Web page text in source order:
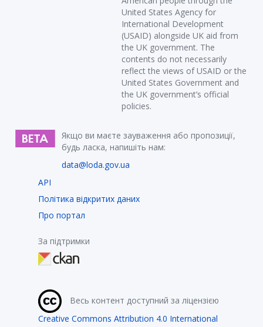
United States Agency for
International Development
(USAID) alongside UK aid from
the UK government. The
contents do not necessarily
reflect the views of USAID or the
United States Government and
the UK government’s official
policies.
Якщо ви маєте зауваження або пропозиції,
будь ласка, напишіть нам:
data@loda.gov.ua
API
Політика відкритих даних
Про портал
За підтримки
Весь контент доступний за ліцензією
Creative Commons Attribution 4.0 International